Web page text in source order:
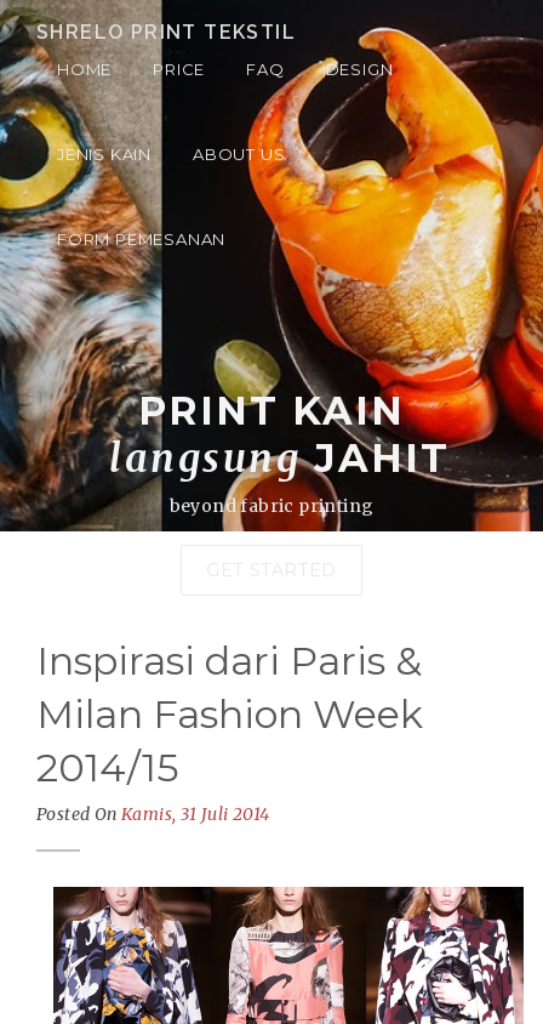
SHRELO PRINT TEKSTIL
HOME PRICE FAQ DESIGN
JENIS KAIN ABOUT US
FORM PEMESANAN
PRINT KAIN
langsungJAHIT
beyond fabric printing
Inspirasi dari Paris &
Milan Fashion Week
2014/15
Posted OnKamis, 31 Juli 2014